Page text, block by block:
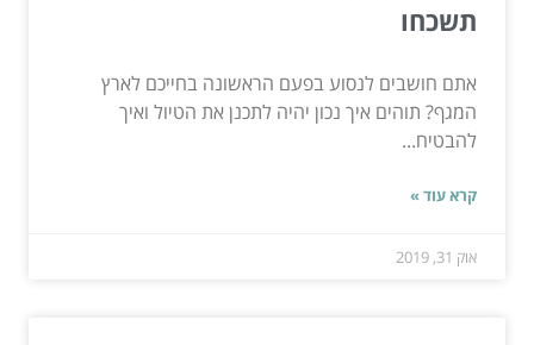
תשכחו
אתם חושבים לנסוע בפעם הראשונה בחייכם לארץ
המגף? תוהים איך נכון יהיה לתכנן את הטיול ואיך
להבטיח...
קרא עוד »
אוק 31, 2019